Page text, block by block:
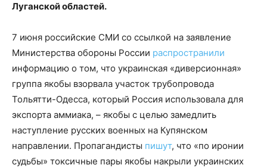
Луганской областей.
7 июня российские СМИ со ссылкой на заявление
Министерства обороны России распространили
информацию о том, что украинская «диверсионная»
группа якобы взорвала участок трубопровода
Тольятти-Одесса, который Россия использовала для
экспорта аммиака, – якобы с целью замедлить
наступление русских военных на Купянском
направлении. Пропагандисты пишут, что «по иронии
судьбы» токсичные пары якобы накрыли украинских